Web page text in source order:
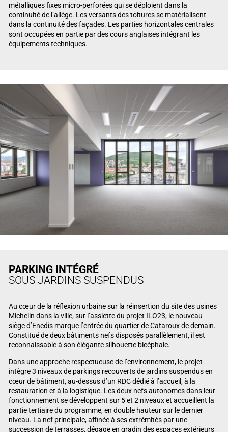
métalliques fixes micro-perforées qui se déploient dans la
continuité de l’allège. Les versants des toitures se matérialisent
dans la continuité des façades. Les parties horizontales centrales
sont occupées en partie par des cours anglaises intégrant les
équipements techniques.
PARKING INTÉGRÉ
SOUS JARDINS SUSPENDUS
Au cœur de la réflexion urbaine sur la réinsertion du site des usines
Michelin dans la ville, sur l’assiette du projet ILO23, le nouveau
siège d’Enedis marque l’entrée du quartier de Cataroux de demain.
Constitué de deux bâtiments nefs disposés parallèlement, il est
reconnaissable à son élégante silhouette bicéphale.
Dans une approche respectueuse de l’environnement, le projet
intègre 3 niveaux de parkings recouverts de jardins suspendus en
cœur de bâtiment, au-dessus d’un RDC dédié à l’accueil, à la
restauration et à la logistique. Les deux nefs autonomes dans leur
fonctionnement se développent sur 5 et 2 niveaux et accueillent la
partie tertiaire du programme, en double hauteur sur le dernier
niveau. La nef principale, affinée à ses extrémités par une
succession de terrasses, dégage en gradin des espaces extérieurs